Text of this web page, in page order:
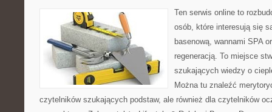
Ten serwis online to
osób, które interesują się
basenową, wannami SPA
regeneracją. To miejsce
szukających wiedzy o
Można tu znaleźć
czytelników szukających podstaw, ale również dla czytelników